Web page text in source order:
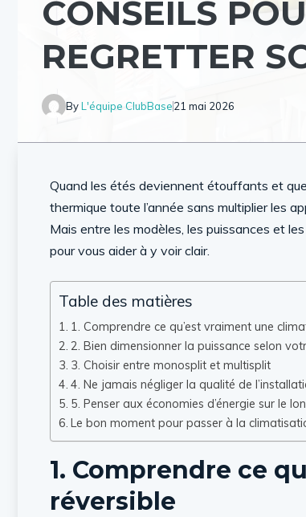
CONSEILS
REGRETTER
ByL'équipe ClubBase21 mai 2026
Quand les étés deviennent étouffants et
thermique toute l’année sans multiplier les
Mais entre les modèles, les puissances et
pour vous aider à y voir clair.
Table des matières
1. Comprendre ce qu’est vraiment une
2. Bien dimensionner la puissance selon
3. Choisir entre monosplit et multisplit
4. Ne jamais négliger la qualité de
5. Penser aux économies d’énergie sur le
Le bon moment pour passer à la
1. Comprendre ce
réversible